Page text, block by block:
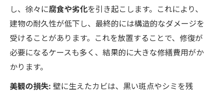
し、徐々に腐食や劣化を引き起こします。これにより、
建物の耐久性が低下し、最終的には構造的なダメージを
受けることがあります。これを放置することで、修復が
必要になるケースも多く、結果的に大きな修繕費用がか
かります。
美観の損失: 壁に生えたカビは、黒い斑点やシミを残